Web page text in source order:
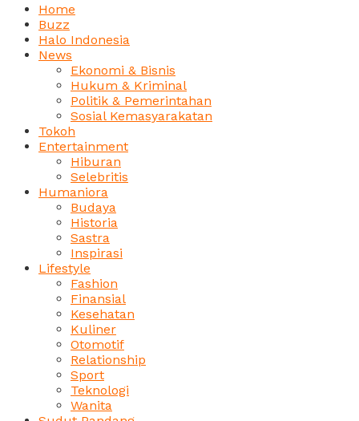
Home
Buzz
Halo Indonesia
News
Ekonomi & Bisnis
Hukum & Kriminal
Politik & Pemerintahan
Sosial Kemasyarakatan
Tokoh
Entertainment
Hiburan
Selebritis
Humaniora
Budaya
Historia
Sastra
Inspirasi
Lifestyle
Fashion
Finansial
Kesehatan
Kuliner
Otomotif
Relationship
Sport
Teknologi
Wanita